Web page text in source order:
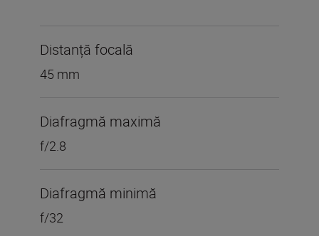
Distanță focală
45 mm
Diafragmă maximă
f/2.8
Diafragmă minimă
f/32